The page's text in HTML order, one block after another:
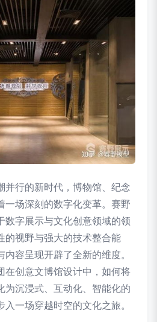
并行的新时代，博物馆、纪念
一场深刻的数字化变革。赛野
数字展示与文化创意领域的领
的视野与强大的技术整合能
容呈现开辟了全新的维度。
在创意文博馆设计中，如何将
为沉浸式、互动化、智能化的
一场穿越时空的文化之旅。